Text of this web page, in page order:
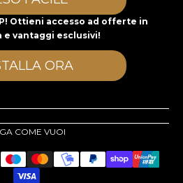
Ottieni accesso ad offerte in
e vantaggi esclusivi!
ORA
COME VUOI